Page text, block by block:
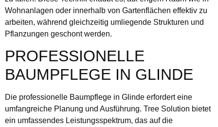
Wohnanlagen oder innerhalb von Gartenflächen effektiv zu
arbeiten, während gleichzeitig umliegende Strukturen und
Pflanzungen geschont werden.
PROFESSIONELLE
BAUMPFLEGE IN GLINDE
Die professionelle Baumpflege in Glinde erfordert eine
umfangreiche Planung und Ausführung. Tree Solution bietet
ein umfassendes Leistungsspektrum, das auf die